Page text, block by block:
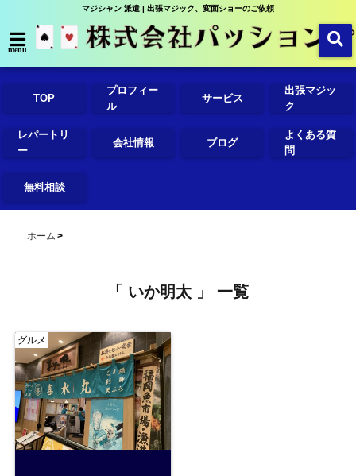
マジシャン 派遣 | 出張マジック、変面ショーのご依頼
menu
TOP
プロフィー
ル
サービス
出張マジッ
ク
レパートリ
ー
会社情報 ブログ
よくある質
問
無料相談
ホーム
「 いか明太 」 一覧
グルメ